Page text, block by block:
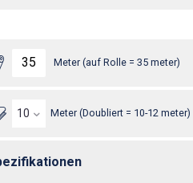
Meter (auf Rolle = 35 meter)
Meter (Doubliert = 10-12 meter)